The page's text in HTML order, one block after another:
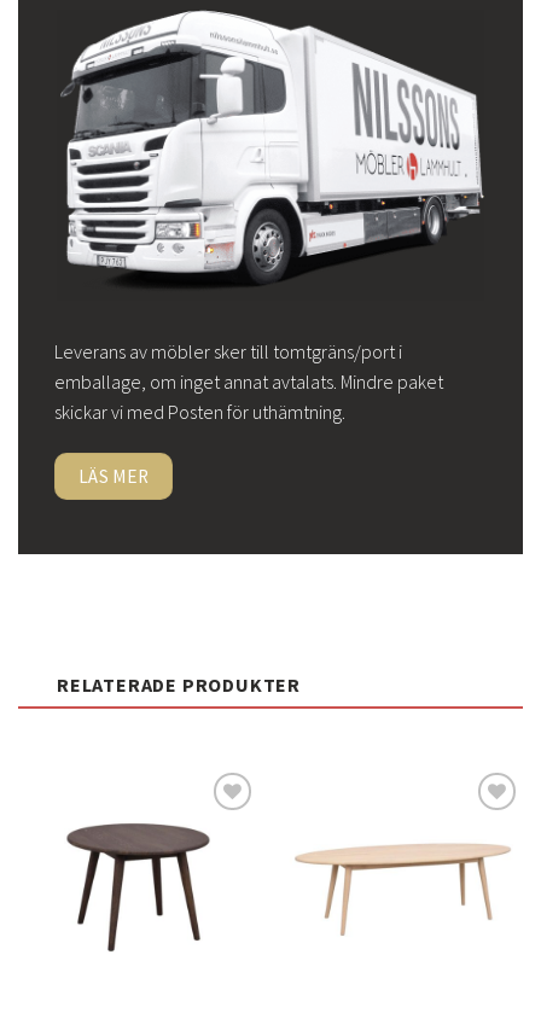
Leverans av möbler sker till tomtgräns/port i
emballage, om inget annat avtalats. Mindre paket
skickar vi med Posten för uthämtning.
LÄS MER
RELATERADE PRODUKTER
önskelistan
Lägg
till i
önskelistan